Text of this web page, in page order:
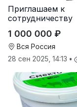
Приглашаем к
сотрудничеству
1 000 000 ₽
Вся Россия
28 сен 2025, 14:13 •